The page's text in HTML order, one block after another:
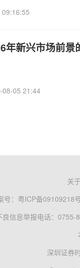
年新兴市场前景
08-05 21:44
关
： 粤ICP备09109218
良信息举报电话：0755-
深圳证券